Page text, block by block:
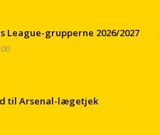
League-grupperne 2026/2027
til Arsenal-lægetjek